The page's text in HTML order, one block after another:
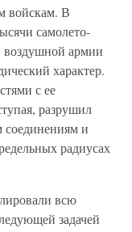
войскам. В
самолето-
воздушной армии
характер.
с ее
разрушил
и
радиусах
всю
задачей